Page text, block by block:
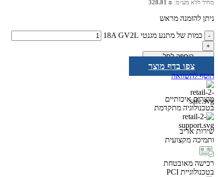
מחיר ללא מע״מ: 328.81 ₪
ניתן להזמנה מראש
כמות של מתנע מגנטי 18A GV2L
הוספה לסל
צפו בדף מוצר
הוסף להשוואה
מוצרים איכותיים
בטכנולוגיה מתקדמת
שירות אדיב
ותמיכה מקצועית
רכישה מאובטחת
בטכנולוגיית PCI